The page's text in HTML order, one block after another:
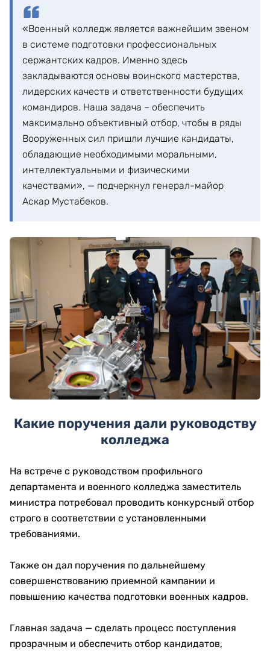
«Военный колледж является важнейшим звеном
в системе подготовки профессиональных
сержантских кадров. Именно здесь
закладываются основы воинского мастерства,
лидерских качеств и ответственности будущих
командиров. Наша задача – обеспечить
максимально объективный отбор, чтобы в ряды
Вооруженных сил пришли лучшие кандидаты,
обладающие необходимыми моральными,
интеллектуальными и физическими
качествами», — подчеркнул генерал-майор
Аскар Мустабеков.
Какие поручения дали руководству
колледжа
На встрече с руководством профильного
департамента и военного колледжа заместитель
министра потребовал проводить конкурсный отбор
строго в соответствии с установленными
требованиями.
Также он дал поручения по дальнейшему
совершенствованию приемной кампании и
повышению качества подготовки военных кадров.
Главная задача — сделать процесс поступления
прозрачным и обеспечить отбор кандидатов,